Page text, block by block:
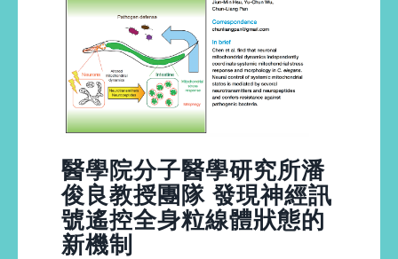
醫學院分子醫學研究所潘
俊良教授團隊 發現神經訊
號遙控全身粒線體狀態的
新機制